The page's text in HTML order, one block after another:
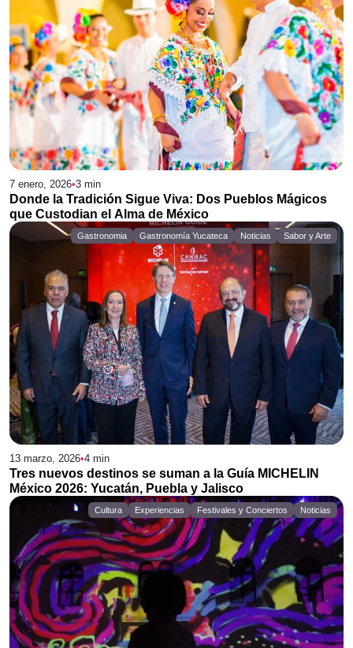
7 enero, 2026•3 min
Donde la Tradición Sigue Viva: Dos Pueblos Mágicos
que Custodian el Alma de México
Gastronomia Gastronomía Yucateca Noticias Sabor y Arte
13 marzo, 2026•4 min
Tres nuevos destinos se suman a la Guía MICHELIN
México 2026: Yucatán, Puebla y Jalisco
Cultura Experiencias Festivales y Conciertos Noticias